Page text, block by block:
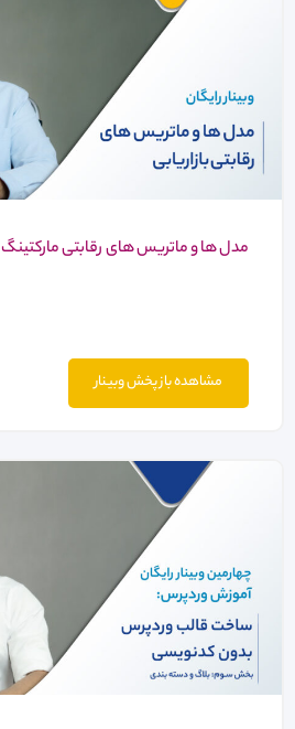
مدل ها و ماتریس های رقابتی مارکتینگ
مشاهده باز پخش وبینار